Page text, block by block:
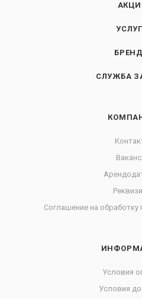
СЛУЖБА
Соглашение на
Условия
Условия